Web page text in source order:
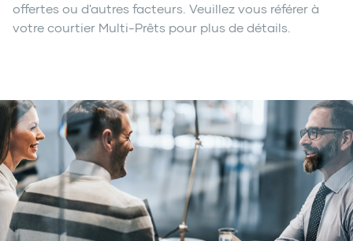
offertes ou d'autres facteurs. Veuillez vous référer à
votre courtier Multi-Prêts pour plus de détails.